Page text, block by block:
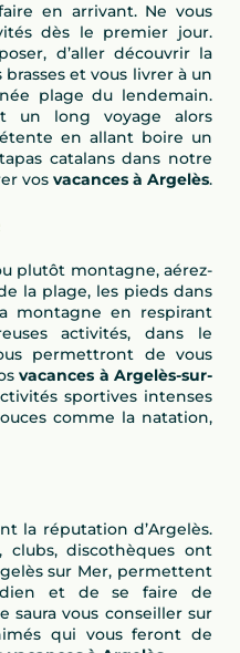
en arrivant. Ne vous
dès le premier jour.
d’aller découvrir la
et vous livrer à un
plage du lendemain.
un long voyage alors
en allant boire un
catalans dans notre
vos vacances à Argelès.
plutôt montagne, aérez-
la plage, les pieds dans
montagne en respirant
activités, dans le
permettront de vous
vacances à Argelès-sur-
sportives intenses
comme la natation,
la réputation d’Argelès.
clubs, discothèques ont
sur Mer, permettent
et de se faire de
saura vous conseiller sur
qui vous feront de